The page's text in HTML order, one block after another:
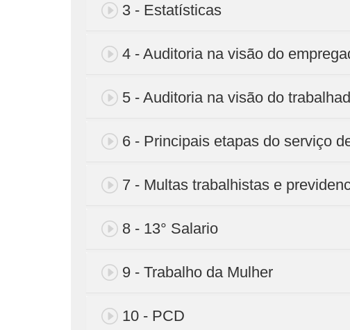
3 - Estatísticas
4 - Auditoria na visão do
5 - Auditoria na visão do
6 - Principais etapas do serviço
7 - Multas trabalhistas e
8 - 13° Salario
9 - Trabalho da Mulher
10 - PCD